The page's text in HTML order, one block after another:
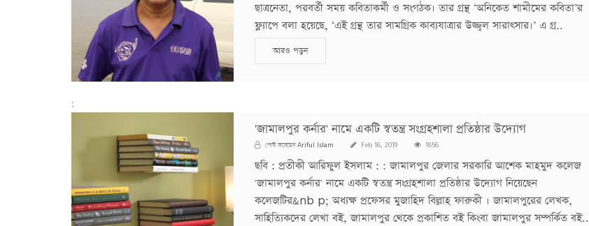
ছাত্রনেতা, পরবর্তী সময় কবিতাকর্মী ও সংগঠক। তার গ্রন্থ ‘অনিকেত শামীমের কবিতা’র
ফ্ল্যাপে বলা হয়েছে, ‘এই গ্রন্থ তার সামগ্রিক কাব্যযাত্রার উজ্জ্বল সারাৎসার।’ এ গ্র..
আরও পড়ুন
;
'জামালপুর কর্নার' নামে একটি স্বতন্ত্র সংগ্রহশালা প্রতিষ্ঠার উদ্যোগ
পোস্ট করেছেনAriful Islam Feb 16, 2019 1856
ছবি : প্রতীকী আরিফুল ইসলাম : : জামালপুর জেলার সরকারি আশেক মাহমুদ কলেজ
'জামালপুর কর্নার' নামে একটি স্বতন্ত্র সংগ্রহশালা প্রতিষ্ঠার উদ্যোগ নিয়েছেন
কলেজটির&nb p; অধ্যক্ষ প্রফেসর মুজাহিদ বিল্লাহ ফারুকী । জামালপুরের লেখক,
সাহিত্যিকদের লেখা বই, জামালপুর থেকে প্রকাশিত বই কিংবা জামালপুর সম্পর্কিত বই..